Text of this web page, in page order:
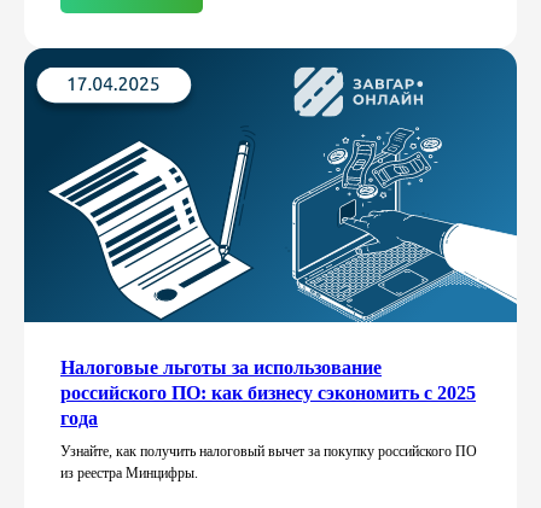
Налоговые льготы за использование
российского ПО: как бизнесу сэкономить с 2025
года
Узнайте, как получить налоговый вычет за покупку российского ПО
из реестра Минцифры.